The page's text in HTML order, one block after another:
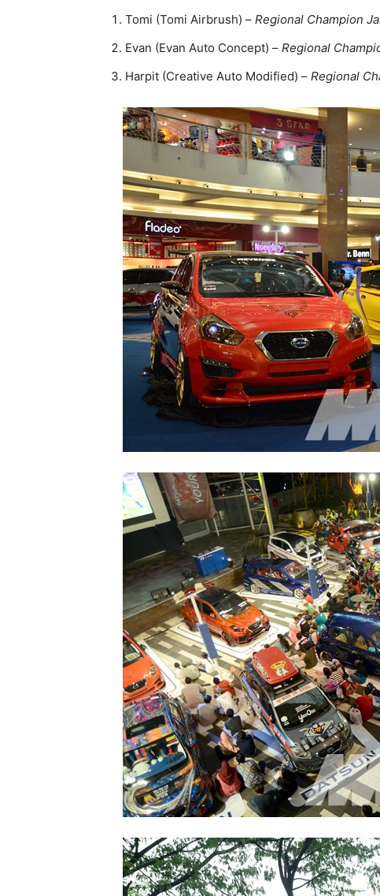
Tomi (Tomi Airbrush) – Regional Champion
Evan (Evan Auto Concept) – Regional
Harpit (Creative Auto Modified) – Regional